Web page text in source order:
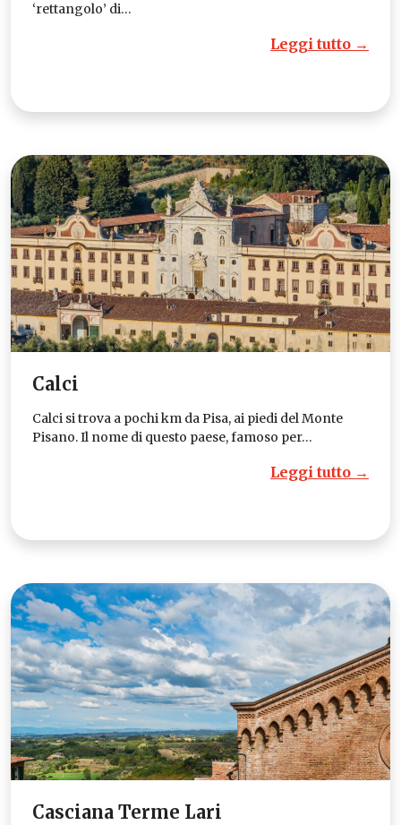
‘rettangolo’ di…
Leggi tutto →
Calci
Calci si trova a pochi km da Pisa, ai piedi del Monte
Pisano. Il nome di questo paese, famoso per…
Leggi tutto →
Casciana Terme Lari